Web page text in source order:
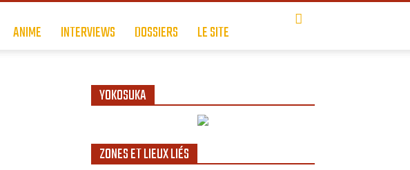
ANIME INTERVIEWS DOSSIERS LE SITE
YOKOSUKA
ZONES ET LIEUX LIÉS